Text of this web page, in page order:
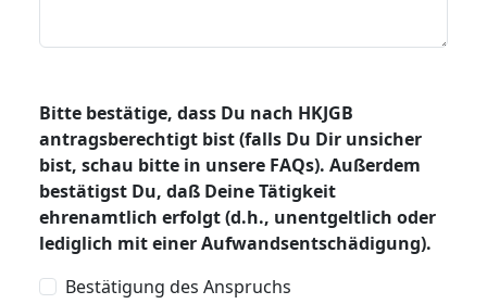
Bitte bestätige, dass Du nach HKJGB
antragsberechtigt bist (falls Du Dir unsicher
bist, schau bitte in unsere FAQs). Außerdem
bestätigst Du, daß Deine Tätigkeit
ehrenamtlich erfolgt (d.h., unentgeltlich oder
lediglich mit einer Aufwandsentschädigung).
Bestätigung des Anspruchs